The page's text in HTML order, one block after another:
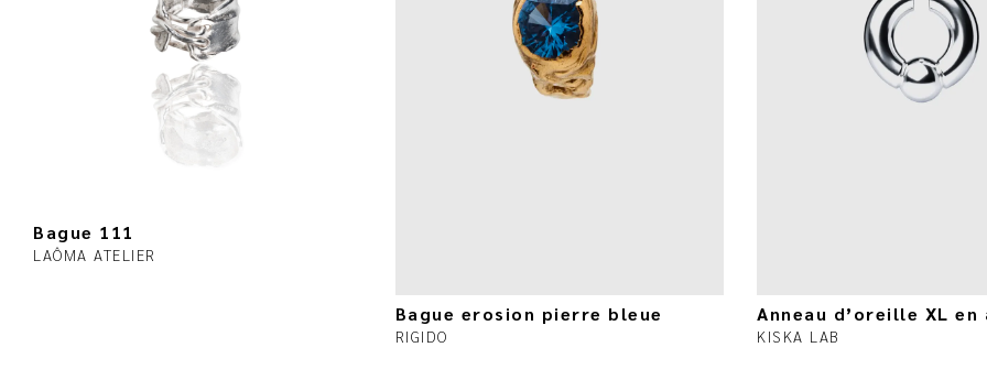
Bague 111
LAÔMA ATELIER
Bague erosion pierre bleue
RIGIDO
Anneau d’oreille XL en
KISKA LAB